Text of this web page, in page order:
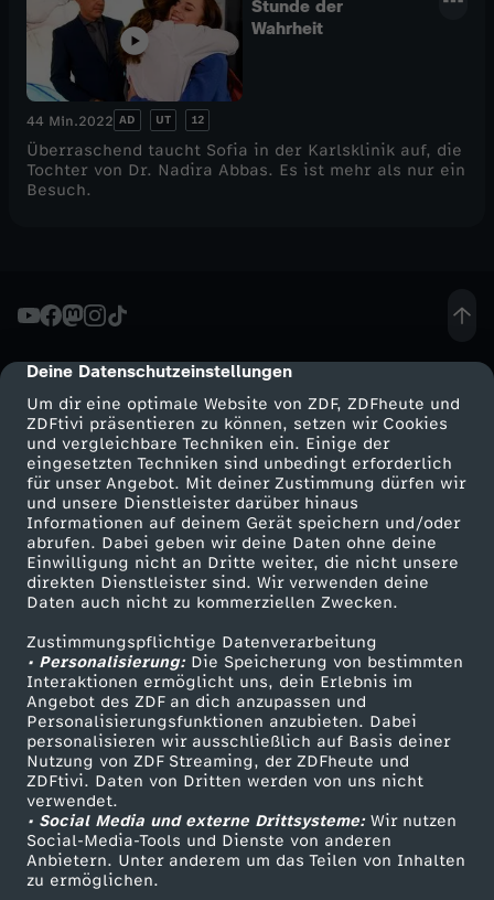
cmp-dialog-description
Deine Datenschutzeinstellungen
Um dir eine optimale Website von ZDF, ZDFheute und
ZDFtivi präsentieren zu können, setzen wir Cookies
und vergleichbare Techniken ein. Einige der
eingesetzten Techniken sind unbedingt erforderlich
für unser Angebot. Mit deiner Zustimmung dürfen wir
und unsere Dienstleister darüber hinaus
Informationen auf deinem Gerät speichern und/oder
abrufen. Dabei geben wir deine Daten ohne deine
Einwilligung nicht an Dritte weiter, die nicht unsere
direkten Dienstleister sind. Wir verwenden deine
Daten auch nicht zu kommerziellen Zwecken.
Zustimmungspflichtige Datenverarbeitung
• Personalisierung:Die Speicherung von bestimmten
Interaktionen ermöglicht uns, dein Erlebnis im
Angebot des ZDF an dich anzupassen und
Personalisierungsfunktionen anzubieten. Dabei
personalisieren wir ausschließlich auf Basis deiner
Nutzung von ZDF Streaming, der ZDFheute und
ZDFtivi. Daten von Dritten werden von uns nicht
verwendet.
• Social Media und externe Drittsysteme:Wir nutzen
Social-Media-Tools und Dienste von anderen
Anbietern. Unter anderem um das Teilen von Inhalten
zu ermöglichen.
Stunde der
Wahrheit
44 Min.2022 AD UT 12
Überraschend taucht Sofia in der Karlsklinik auf, die
Tochter von Dr. Nadira Abbas. Es ist mehr als nur ein
Besuch.
Mehr ZDF
ZDF-Apps
Smart TV
ZDFtext
Livestreams
Sendungen A-Z
TV-Programm
Service
ZDFmitreden
Kontakt zum ZDF
Tickets
Zuschauerservice
Hilfe
ZDF Unternehmen
Karriere